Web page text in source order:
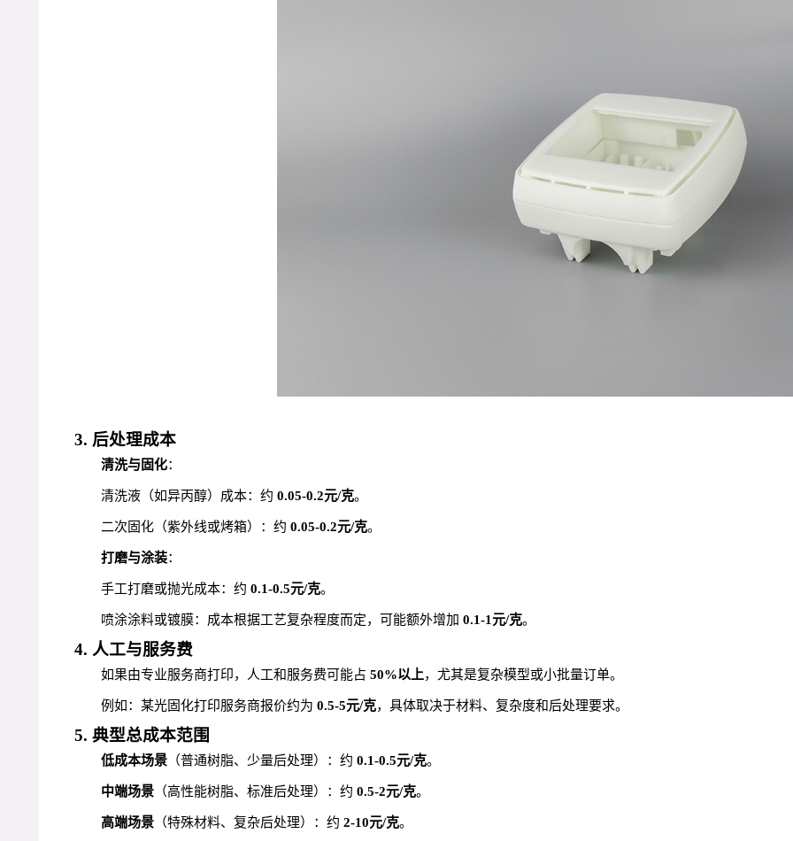
3. 后处理成本
清洗与固化：
清洗液（如异丙醇）成本：约 0.05-0.2元/克。
二次固化（紫外线或烤箱）：约 0.05-0.2元/克。
打磨与涂装：
手工打磨或抛光成本：约 0.1-0.5元/克。
喷涂涂料或镀膜：成本根据工艺复杂程度而定，可能额外增加 0.1-1元/克。
4. 人工与服务费
如果由专业服务商打印，人工和服务费可能占 50%以上，尤其是复杂模型或小批量订单。
例如：某光固化打印服务商报价约为 0.5-5元/克，具体取决于材料、复杂度和后处理要求。
5. 典型总成本范围
低成本场景 （普通树脂、少量后处理）：约 0.1-0.5元/克。
中端场景 （高性能树脂、标准后处理）：约 0.5-2元/克。
高端场景 （特殊材料、复杂后处理）：约 2-10元/克。